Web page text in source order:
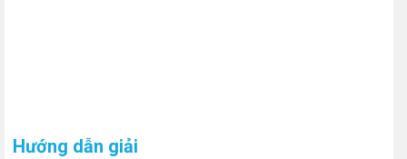
Hướng dẫn giải